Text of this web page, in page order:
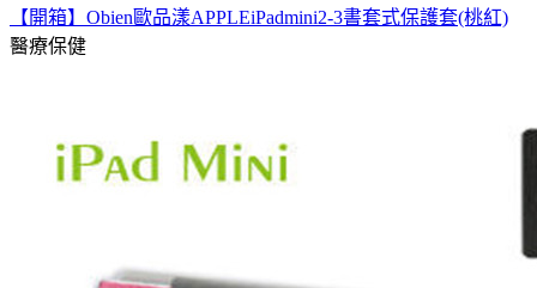
【開箱】Obien歐品漾APPLEiPadmini2-3書套式保護套(桃紅)
醫療保健